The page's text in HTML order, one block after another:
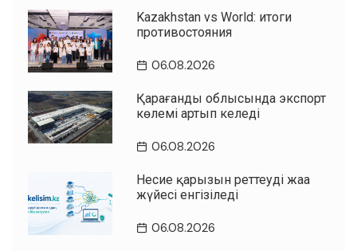
Kazakhstan vs World: итоги
противостояния
06.08.2026
Қарағанды облысында экспорт
көлемі артып келеді
06.08.2026
Несие қарызын реттеудің жаңа
жүйесі енгізіледі
06.08.2026